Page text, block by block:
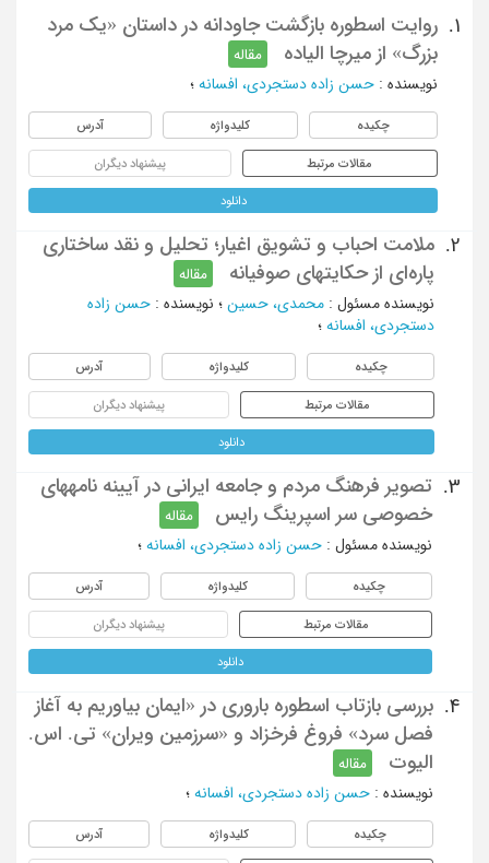
1.
روایت اسطوره بازگشت جاودانه در داستان «یک مرد
بزرگ» از میرچا الیاده
مقاله
نویسنده : حسن زاده دستجردی، افسانه ؛
چکیده کلیدواژه آدرس
مقالات مرتبط پیشنهاد دیگران
دانلود
2.
ملامت احباب و تشویق اغیار؛ تحلیل و نقد ساختاری
پاره‌ای از حکایتهای صوفیانه
مقاله
نویسنده مسئول : محمدی، حسین ؛ نویسنده : حسن ‏زاده
دستجردی، افسانه ؛
چکیده کلیدواژه آدرس
مقالات مرتبط پیشنهاد دیگران
دانلود
3.
تصویر فرهنگ مردم و جامعه ایرانی در آیینه نامه‏های
خصوصی سر اسپرینگ رایس
مقاله
نویسنده مسئول : حسن زاده دستجردی، افسانه ؛
چکیده کلیدواژه آدرس
مقالات مرتبط پیشنهاد دیگران
دانلود
4.
بررسی بازتاب اسطوره باروری در «ایمان بیاوریم به آغاز
فصل سرد» فروغ فرخزاد و «سرزمین ویران» تی. اس.
الیوت
مقاله
نویسنده : حسن زاده دستجردی، افسانه ؛
چکیده کلیدواژه آدرس